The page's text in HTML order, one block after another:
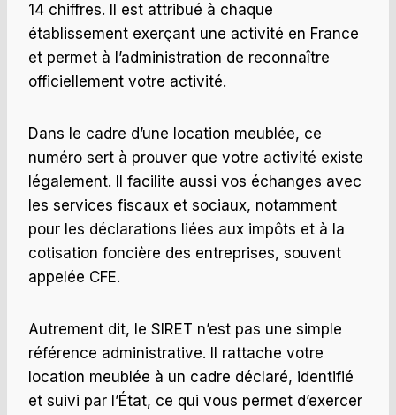
14 chiffres. Il est attribué à chaque
établissement exerçant une activité en France
et permet à l’administration de reconnaître
officiellement votre activité.
Dans le cadre d’une location meublée, ce
numéro sert à prouver que votre activité existe
légalement. Il facilite aussi vos échanges avec
les services fiscaux et sociaux, notamment
pour les déclarations liées aux impôts et à la
cotisation foncière des entreprises, souvent
appelée CFE.
Autrement dit, le SIRET n’est pas une simple
référence administrative. Il rattache votre
location meublée à un cadre déclaré, identifié
et suivi par l’État, ce qui vous permet d’exercer